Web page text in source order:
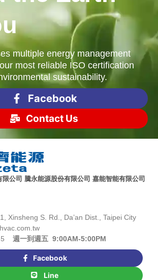
multiple energy management
most reliable ISO certification
sustainability.
Facebook
Contact Us
公司 騰永能源股份有限公司 嘉能智能有限公司
Xinsheng S. Rd., Da’an Dist., Taipei City
週一到週五 9:00AM-5:00PM
Facebook
Line